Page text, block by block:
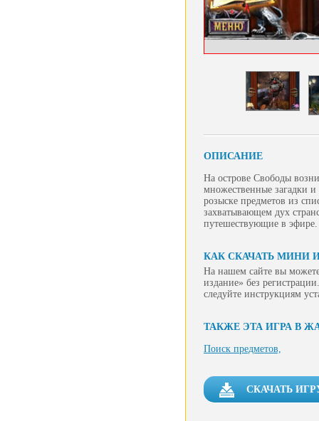
ОПИСАНИЕ
На острове Свободы
множественные загадки
розыске предметов из
захватывающем дух
путешествующие в эфире.
КАК СКАЧАТЬ МИНИ
На нашем сайте вы
издание» без
следуйте инструкциям
ТАКЖЕ ЭТА ИГРА В
Поиск предметов,
СКАЧАТЬ